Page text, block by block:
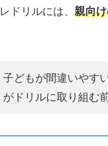
ドリルには、 親向
子どもが間違いやす
がドリルに取り組む